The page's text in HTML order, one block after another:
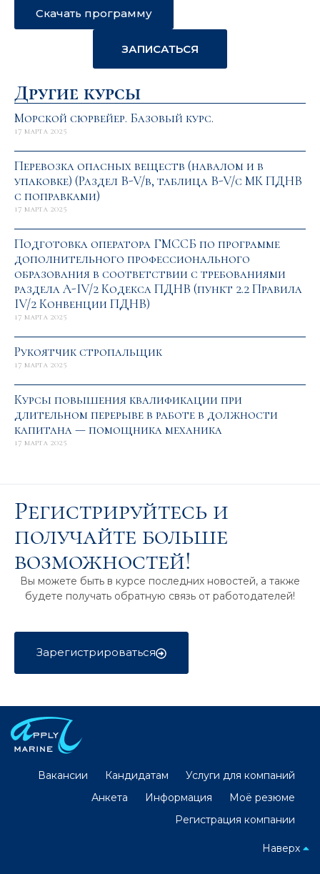
Скачать программу
ЗАПИСАТЬСЯ
Другие курсы
Морской сюрвейер. Базовый курс.
17 марта 2025
Перевозка опасных веществ (навалом и в
упаковке) (Раздел B-V/b, таблица B-V/c МК ПДНВ
с поправками)
17 марта 2025
Подготовка оператора ГМССБ по программе
дополнительного профессионального
образования в соответствии с требованиями
раздела A-IV/2 Кодекса ПДНВ (пункт 2.2 Правила
IV/2 Конвенции ПДНВ)
17 марта 2025
Рукоятчик cтропальщик
17 марта 2025
Курсы повышения квалификации при
длительном перерыве в работе в должности
капитана — помощника механика
17 марта 2025
Регистрируйтесь и
получайте больше
возможностей!
Вы можете быть в курсе последних новостей, а также
будете получать обратную связь от работодателей!
Зарегистрироваться
Вакансии Кандидатам
Услуги для компаний
Анкета
Информация
Моё резюме
Регистрация компании
Наверх